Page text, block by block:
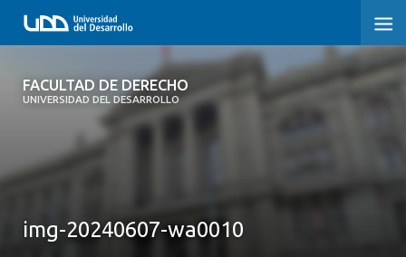
FACULTAD DE DERECHO
UNIVERSIDAD DEL DESARROLLO
FACULTAD DE DERECHO
SOBRE LA FACULTAD
img-20240607-wa0010